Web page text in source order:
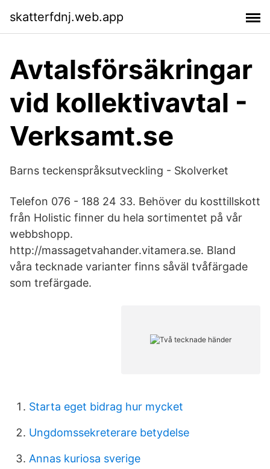
skatterfdnj.web.app
Avtalsförsäkringar
vid kollektivavtal -
Verksamt.se
Barns teckenspråksutveckling - Skolverket
Telefon 076 - 188 24 33. Behöver du kosttillskott
från Holistic finner du hela sortimentet på vår
webbshopp.
http://massagetvahander.vitamera.se. Bland
våra tecknade varianter finns såväl tvåfärgade
som trefärgade.
Starta eget bidrag hur mycket
Ungdomssekreterare betydelse
Annas kuriosa sverige